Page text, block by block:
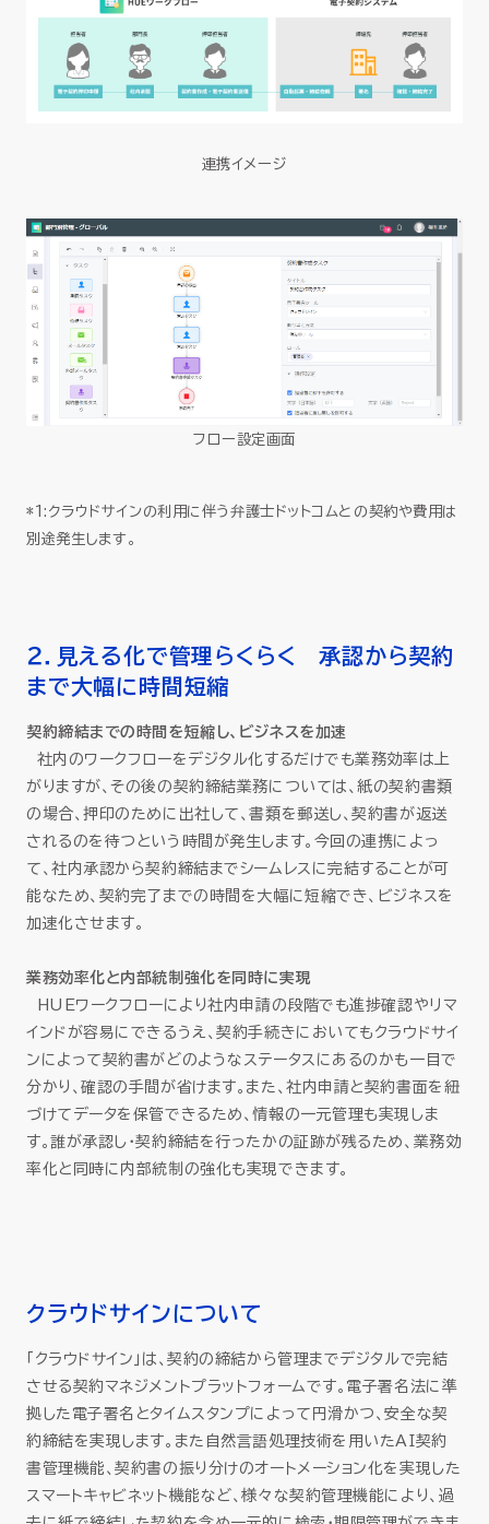
連携イメージ
フロー設定画面
*1:クラウドサインの利用に伴う弁護士ドットコムとの契約や費用は
別途発生します。
２．見える化で管理らくらく 承認から契約
まで大幅に時間短縮
契約締結までの時間を短縮し、ビジネスを加速
社内のワークフローをデジタル化するだけでも業務効率は上
がりますが、その後の契約締結業務については、紙の契約書類
の場合、押印のために出社して、書類を郵送し、契約書が返送
されるのを待つという時間が発生します。今回の連携によっ
て、社内承認から契約締結までシームレスに完結することが可
能なため、契約完了までの時間を大幅に短縮でき、ビジネスを
加速化させます。
業務効率化と内部統制強化を同時に実現
HUEワークフローにより社内申請の段階でも進捗確認やリマ
インドが容易にできるうえ、契約手続きにおいてもクラウドサイ
ンによって契約書がどのようなステータスにあるのかも一目で
分かり、確認の手間が省けます。また、社内申請と契約書面を紐
づけてデータを保管できるため、情報の一元管理も実現しま
す。誰が承認し・契約締結を行ったかの証跡が残るため、業務効
率化と同時に内部統制の強化も実現できます。
クラウドサインについて
「クラウドサイン」は、契約の締結から管理までデジタルで完結
させる契約マネジメントプラットフォームです。電子署名法に準
拠した電子署名とタイムスタンプによって円滑かつ、安全な契
約締結を実現します。また自然言語処理技術を用いたAI契約
書管理機能、契約書の振り分けのオートメーション化を実現した
スマートキャビネット機能など、様々な契約管理機能により、過